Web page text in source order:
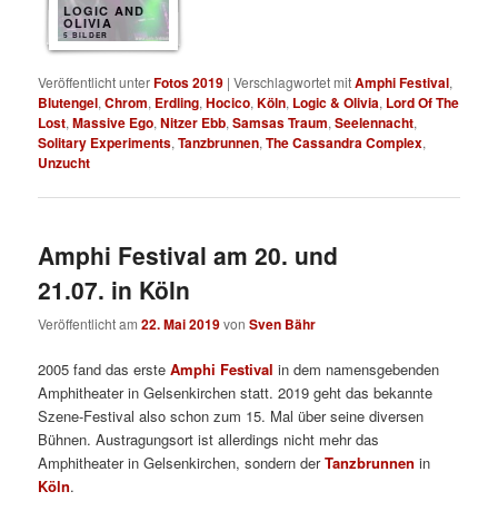
LOGIC AND
OLIVIA
5 BILDER
Veröffentlicht unterFotos 2019 |Verschlagwortet mitAmphi Festival,
Blutengel,Chrom, Erdling,Hocico,Köln, Logic & Olivia, Lord Of The
Lost,Massive Ego,Nitzer Ebb,Samsas Traum,Seelennacht,
Solitary Experiments,Tanzbrunnen,The Cassandra Complex,
Unzucht
Amphi Festival am 20. und
21.07. in Köln
Veröffentlicht am22. Mai 2019vonSven Bähr
2005 fand das ersteAmphi Festival in dem namensgebenden
Amphitheater in Gelsenkirchen statt. 2019 geht das bekannte
Szene-Festival also schon zum 15. Mal über seine diversen
Bühnen. Austragungsort ist allerdings nicht mehr das
Amphitheater in Gelsenkirchen, sondern derTanzbrunnen in
Köln.